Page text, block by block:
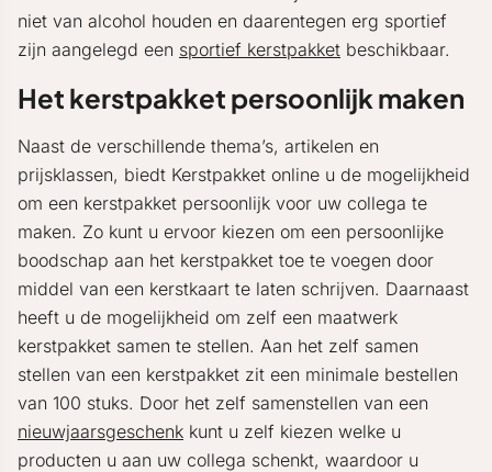
niet van alcohol houden en daarentegen erg sportief
zijn aangelegd een sportief kerstpakket beschikbaar.
Het kerstpakket persoonlijk maken
Naast de verschillende thema’s, artikelen en
prijsklassen, biedt Kerstpakket online u de mogelijkheid
om een kerstpakket persoonlijk voor uw collega te
maken. Zo kunt u ervoor kiezen om een persoonlijke
boodschap aan het kerstpakket toe te voegen door
middel van een kerstkaart te laten schrijven. Daarnaast
heeft u de mogelijkheid om zelf een maatwerk
kerstpakket samen te stellen. Aan het zelf samen
stellen van een kerstpakket zit een minimale bestellen
van 100 stuks. Door het zelf samenstellen van een
nieuwjaarsgeschenk kunt u zelf kiezen welke u
producten u aan uw collega schenkt, waardoor u